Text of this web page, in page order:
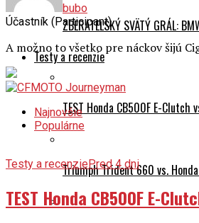
ZBERATEĽSKÝ SVÄTÝ GRÁL:
Testy a recenzie
TEST Honda CB500F E-
Triumph Trident 660 vs.
bubo
Účastník (Participant)
A možno to všetko pre náckov šijú
Najnovšie
Populárne
Testy a recenziePred 4 dni
TEST Honda CB500F E-